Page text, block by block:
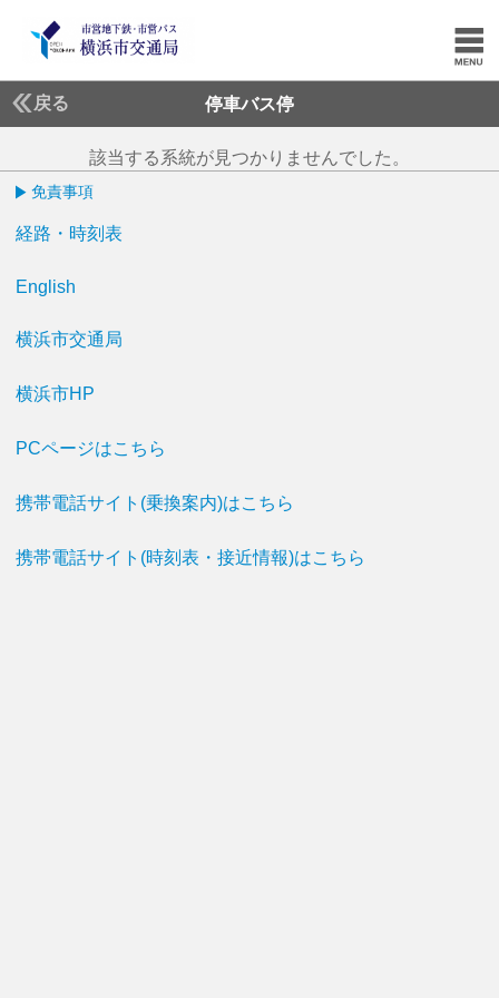
戻る 停車バス停
該当する系統が見つかりませんでした。
免責事項
経路・時刻表
English
横浜市交通局
横浜市HP
PCページはこちら
携帯電話サイト(乗換案内)はこちら
携帯電話サイト(時刻表・接近情報)はこちら